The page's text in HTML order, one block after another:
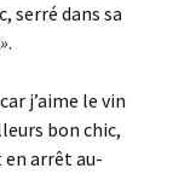
serré dans sa
.
j’aime le vin
bon chic,
arrêt au-